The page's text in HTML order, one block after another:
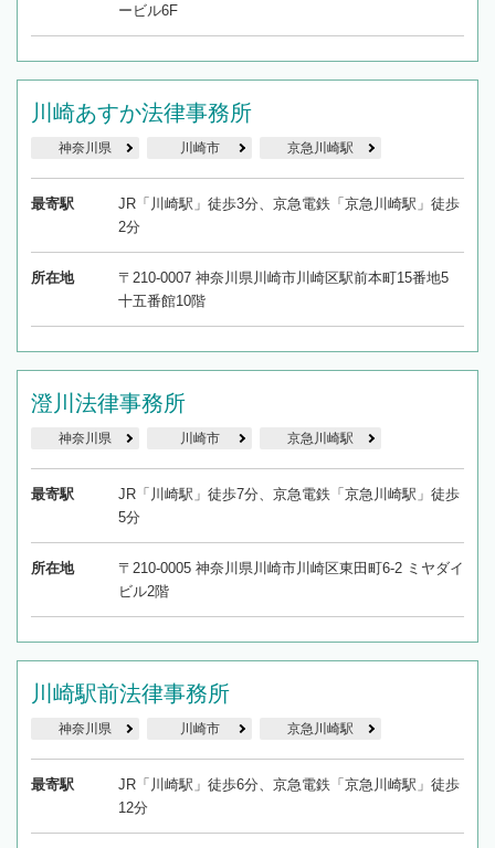
ービル6F
川崎あすか法律事務所
神奈川県 川崎市 京急川崎駅
最寄駅
JR「川崎駅」徒歩3分、京急電鉄「京急川崎駅」徒歩
2分
所在地
〒210-0007 神奈川県川崎市川崎区駅前本町15番地5
十五番館10階
澄川法律事務所
神奈川県 川崎市 京急川崎駅
最寄駅
JR「川崎駅」徒歩7分、京急電鉄「京急川崎駅」徒歩
5分
所在地
〒210-0005 神奈川県川崎市川崎区東田町6-2 ミヤダイ
ビル2階
川崎駅前法律事務所
神奈川県 川崎市 京急川崎駅
最寄駅
JR「川崎駅」徒歩6分、京急電鉄「京急川崎駅」徒歩
12分